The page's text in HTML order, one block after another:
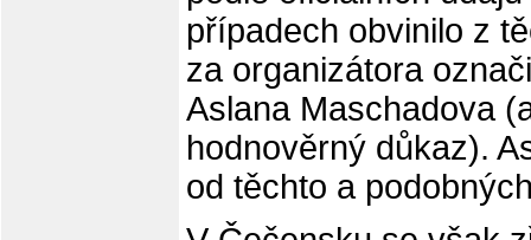
případech obvinilo z
za organizátora
Aslana Maschadova
hodnověrný důkaz).
od těchto a